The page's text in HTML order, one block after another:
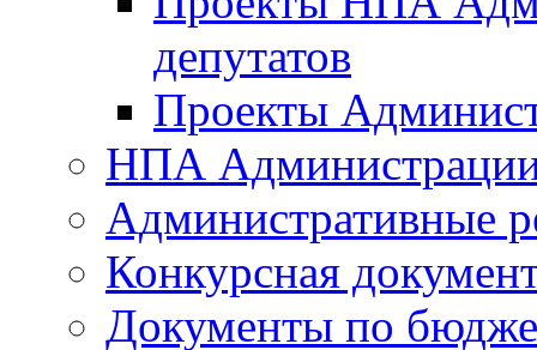
депутатов
Проекты
НПА
Административные
Конкурсная
Документы по